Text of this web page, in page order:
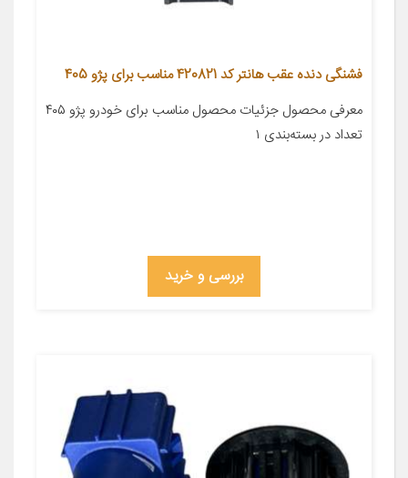
فشنگی دنده عقب هانتر کد 420821 مناسب برای پژو 405
معرفی محصول جزئیات محصول مناسب برای خودرو پژو ۴۰۵
تعداد در بسته‌بندی ۱
بررسی و خرید